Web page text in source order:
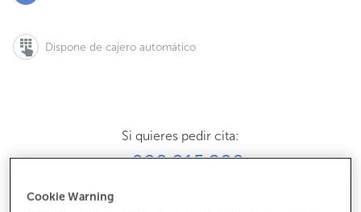
Dispone de cajero automático
Si quieres pedir cita:
900 815 200
Cookie Warning